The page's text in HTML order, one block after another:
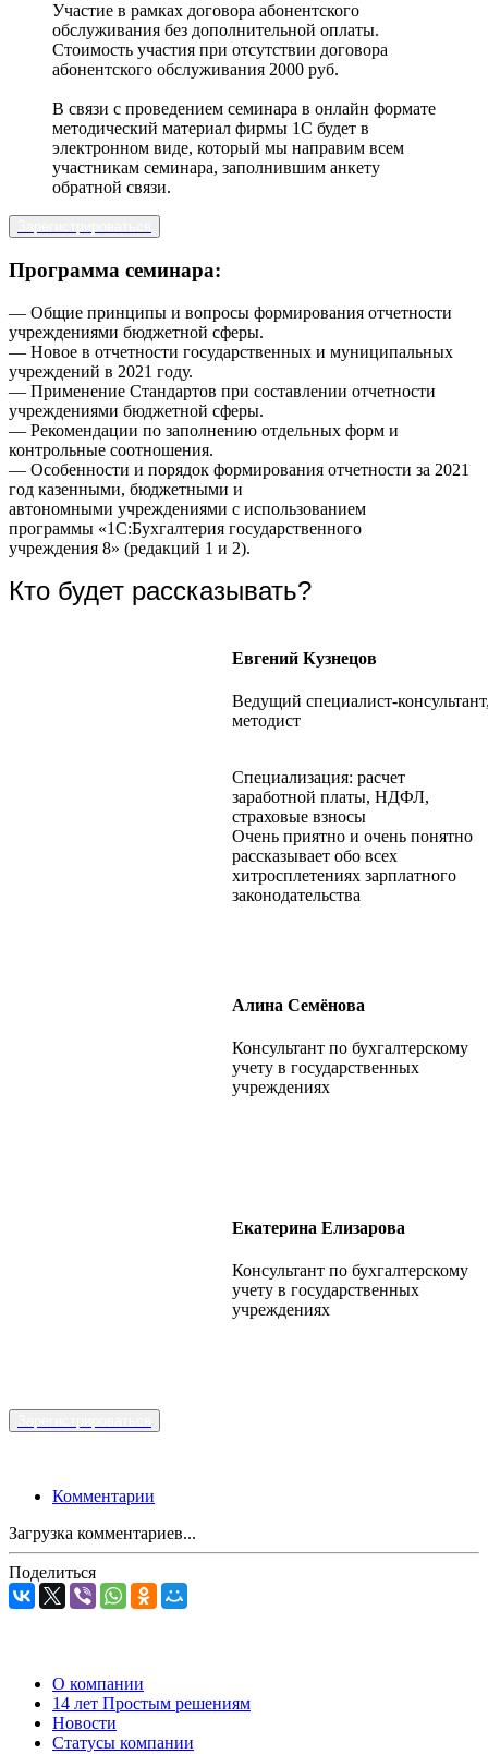
Участие в рамках договора абонентского
обслуживания без дополнительной оплаты.
Стоимость участия при отсутствии договора
абонентского обслуживания 2000 руб.
В связи с проведением семинара в онлайн формате
методический материал фирмы 1С будет в
электронном виде, который мы направим всем
участникам семинара, заполнившим анкету
обратной связи.
Программа семинара:
— Общие принципы и вопросы формирования отчетности
учреждениями бюджетной сферы.
— Новое в отчетности государственных и муниципальных
учреждений в 2021 году.
— Применение Стандартов при составлении отчетности
учреждениями бюджетной сферы.
— Рекомендации по заполнению отдельных форм и
контрольные соотношения.
— Особенности и порядок формирования отчетности за 2021
год казенными, бюджетными и
автономными учреждениями с использованием
программы «1С:Бухгалтерия государственного
учреждения 8» (редакций 1 и 2).
Кто будет рассказывать?
Евгений Кузнецов
Ведущий специалист-консультант
методист
Специализация: расчет
заработной платы, НДФЛ,
страховые взносы
Очень приятно и очень понятно
рассказывает обо всех
хитросплетениях зарплатного
законодательства
Алина Семёнова
Консультант по бухгалтерскому
учету в государственных
учреждениях
Екатерина Елизарова
Консультант по бухгалтерскому
учету в государственных
учреждениях
Комментарии
Загрузка комментариев...
Поделиться
О компании
14 лет Простым решениям
Новости
Статусы компании